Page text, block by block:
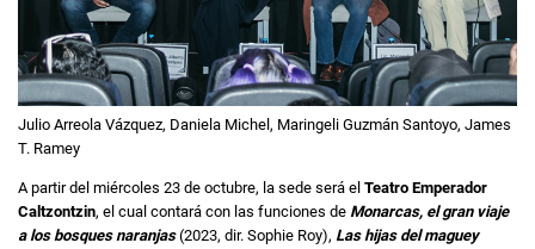
Julio Arreola Vázquez, Daniela Michel, Maringeli Guzmán Santoyo, James
T. Ramey
A partir del miércoles 23 de octubre, la sede será el Teatro Emperador
Caltzontzin, el cual contará con las funciones de Monarcas, el gran viaje
a los bosques naranjas(2023, dir. Sophie Roy), Las hijas del maguey